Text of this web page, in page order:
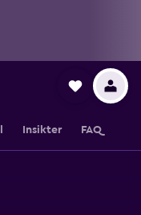
Insikter FAQ